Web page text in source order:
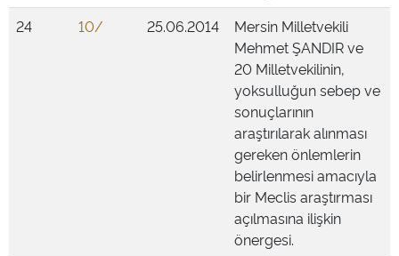
24
10/ 25.06.2014
Mersin Milletvekili
Mehmet ŞANDIR ve
20 Milletvekilinin,
yoksulluğun sebep ve
sonuçlarının
araştırılarak alınması
gereken önlemlerin
belirlenmesi amacıyla
bir Meclis araştırması
açılmasına ilişkin
önergesi.